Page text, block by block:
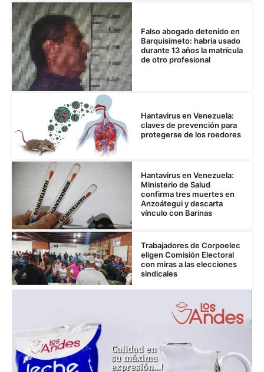
Falso abogado detenido en
Barquisimeto: habría usado
durante 13 años la matrícula
de otro profesional
Hantavirus en Venezuela:
claves de prevención para
protegerse de los roedores
Hantavirus en Venezuela:
Ministerio de Salud
confirma tres muertes en
Anzoátegui y descarta
vínculo con Barinas
Trabajadores de Corpoelec
eligen Comisión Electoral
con miras a las elecciones
sindicales